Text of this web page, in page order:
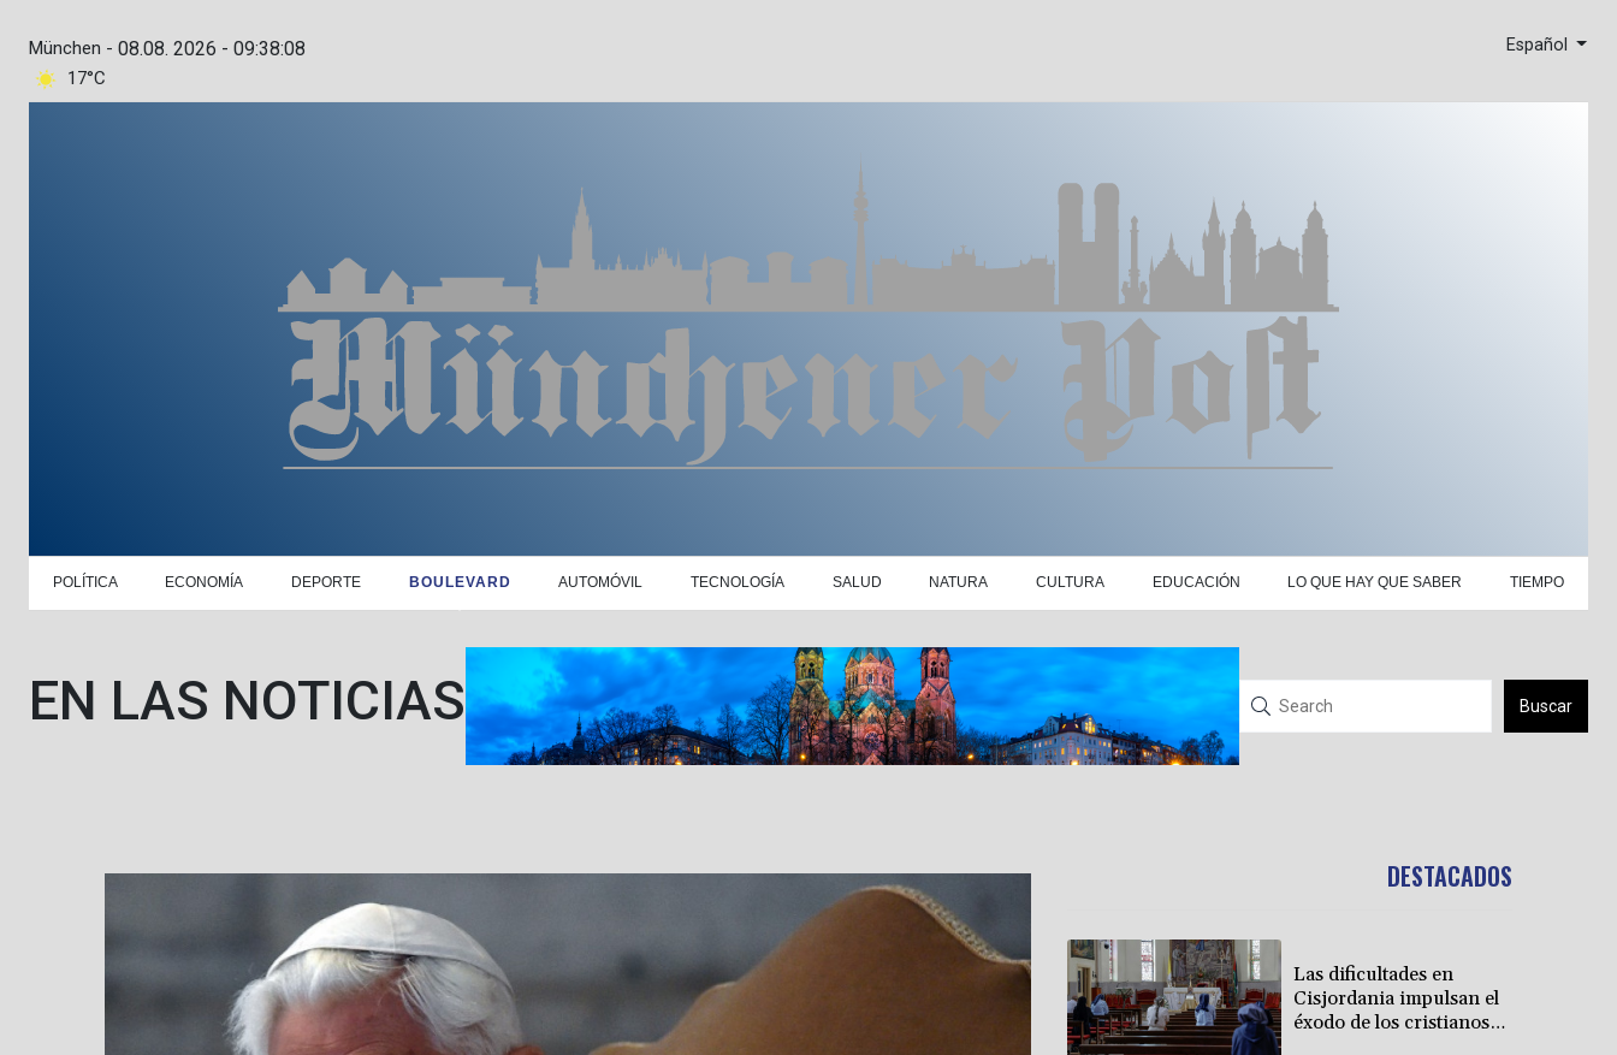
München -
17°C
08.08. 2026 - 09:38:09 Español
POLÍTICA ECONOMÍA DEPORTE BOULEVARD AUTOMÓVIL TECNOLOGÍA SALUD NATURA CULTURA EDUCACIÓN LO QUE HAY QUE SABER TIEMPO
EN LAS NOTICIAS Buscar
DESTACADOS
Las dificultades en
Cisjordania impulsan el
éxodo de los cristianos